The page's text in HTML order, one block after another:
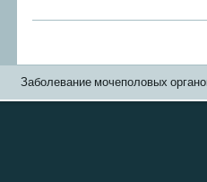
Заболевание мочеполовых